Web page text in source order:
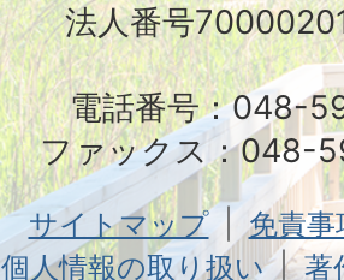
法人番号
電話番号：048-
ファックス：048-
サイトマップ
免責
個人情報の取り扱い
著